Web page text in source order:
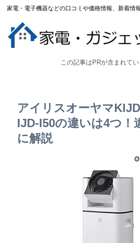
家電・電子機器などの口コミや価格情報、新着情
この記事はPRが含まれてい
アイリスオーヤマ
IJD-I50の違いは4つ！
に解説